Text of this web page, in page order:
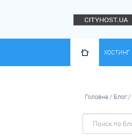
ХОСТИНГ
Головна / Блог/